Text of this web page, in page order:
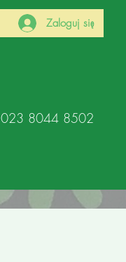
Zaloguj się
023 8044 8502